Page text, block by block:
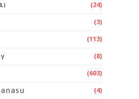
(24)
(3)
(113)
(8)
(603)
(4)